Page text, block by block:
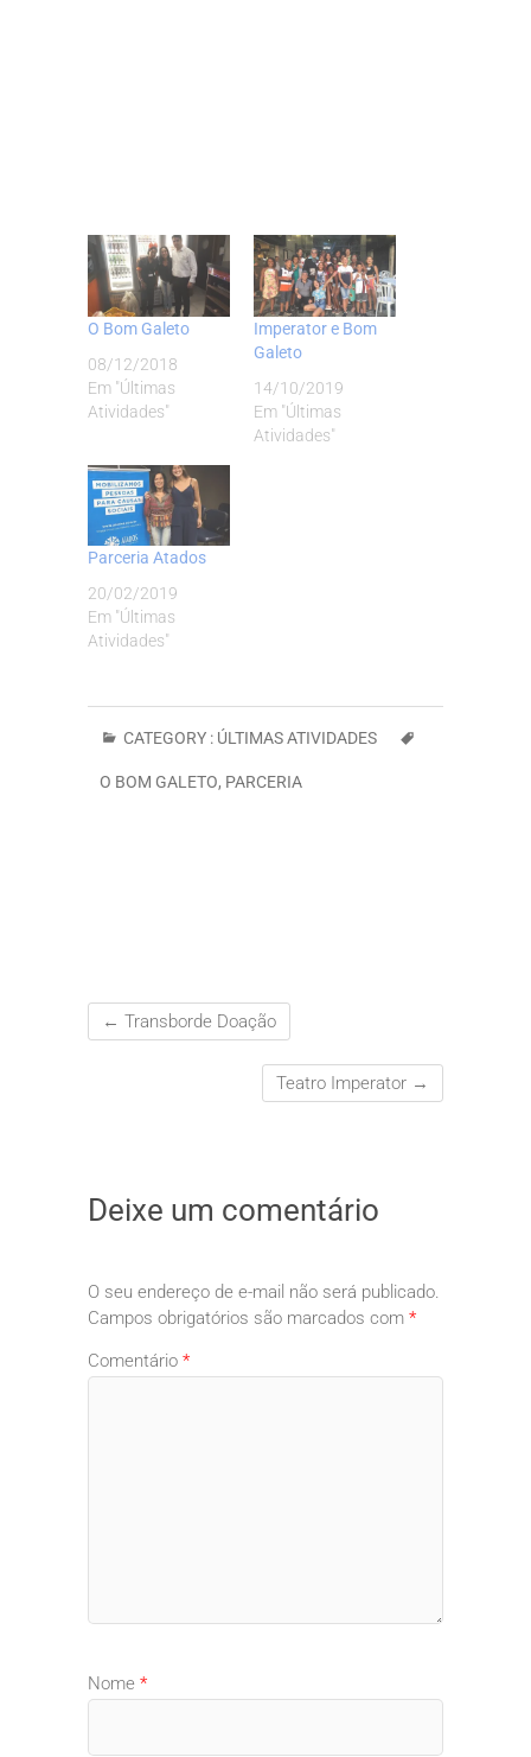
O Bom Galeto
08/12/2018
Em "Últimas
Atividades"
Imperator e Bom
Galeto
14/10/2019
Em "Últimas
Atividades"
Parceria Atados
20/02/2019
Em "Últimas
Atividades"
CATEGORY : ÚLTIMAS ATIVIDADES
O BOM GALETO, PARCERIA
← Transborde Doação
Teatro Imperator →
Deixe um comentário
O seu endereço de e-mail não será publicado.
Campos obrigatórios são marcados com *
Comentário *
Nome *